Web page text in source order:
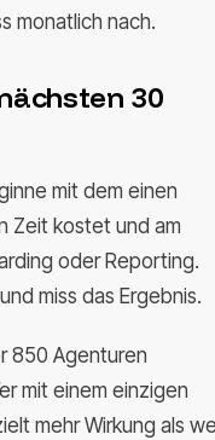
monatlich nach.
30
mit dem einen
Zeit kostet und am
oder Reporting.
miss das Ergebnis.
850 Agenturen
mit einem einzigen
mehr Wirkung als